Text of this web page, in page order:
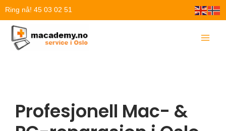
Hopp
innholdet
Ring nå! 45 03 02 51
Profesjonell Mac- &